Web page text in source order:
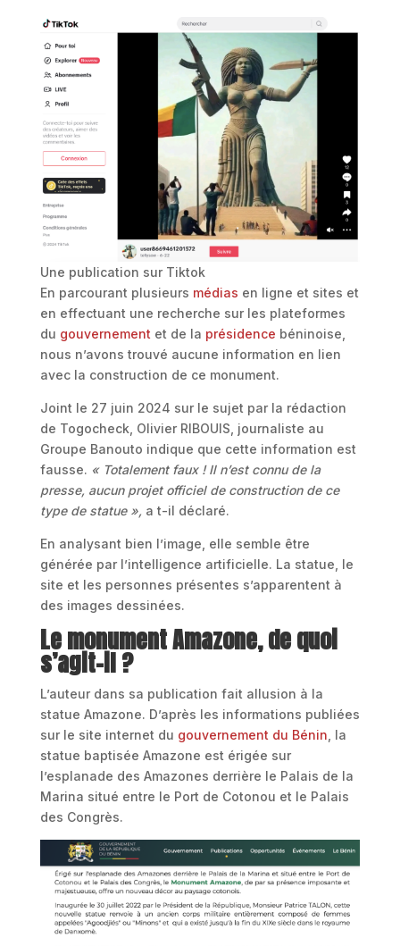
Une publication sur Tiktok
En parcourant plusieurs médias en ligne et sites et
en effectuant une recherche sur les plateformes
du gouvernement et de la présidence béninoise,
nous n’avons trouvé aucune information en lien
avec la construction de ce monument.
Joint le 27 juin 2024 sur le sujet par la rédaction
de Togocheck, Olivier RIBOUIS, journaliste au
Groupe Banouto indique que cette information est
fausse. « Totalement faux ! Il n’est connu de la
presse, aucun projet officiel de construction de ce
type de statue », a t-il déclaré.
En analysant bien l’image, elle semble être
générée par l’intelligence artificielle. La statue, le
site et les personnes présentes s’apparentent à
des images dessinées.
Le monument Amazone, de quoi
s’agit-il ?
L’auteur dans sa publication fait allusion à la
statue Amazone. D’après les informations publiées
sur le site internet du gouvernement du Bénin , la
statue baptisée Amazone est érigée sur
l’esplanade des Amazones derrière le Palais de la
Marina situé entre le Port de Cotonou et le Palais
des Congrès.